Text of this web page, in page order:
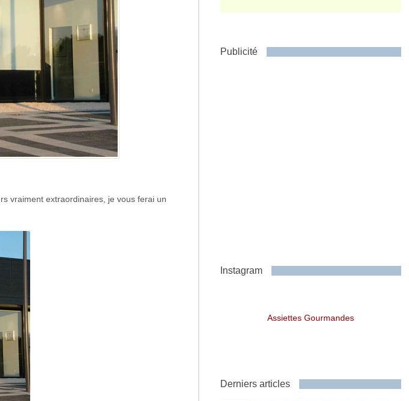
vraiment extraordinaires, je vous ferai un
Publicité
Instagram
Assiettes Gourmandes
Derniers articles